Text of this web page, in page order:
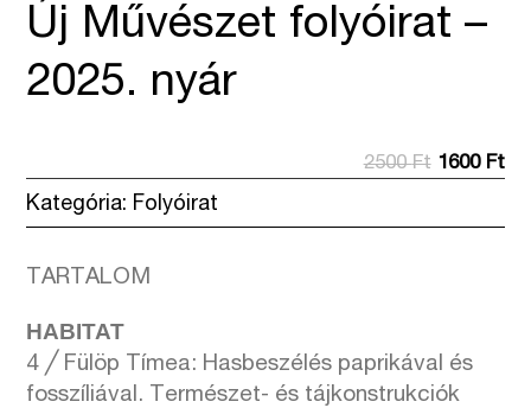
Új Művészet folyóirat –
2025. nyár
2500Ft Original
1600 Ft
Kategória: Folyóirat
TARTALOM
HABITAT
4 ╱ Fülöp Tímea: Hasbeszélés paprikával és
fosszíliával. Természet- és tájkonstrukciók